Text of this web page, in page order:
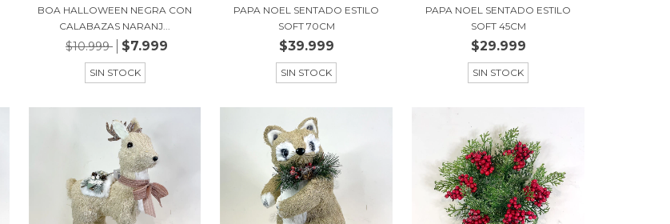
BOA HALLOWEEN NEGRA CON
CALABAZAS NARANJ...
$10.999 $7.999
SIN STOCK
PAPA NOEL SENTADO ESTILO
SOFT 70CM
$39.999
SIN STOCK
PAPA NOEL SENTADO ESTILO
SOFT 45CM
$29.999
SIN STOCK